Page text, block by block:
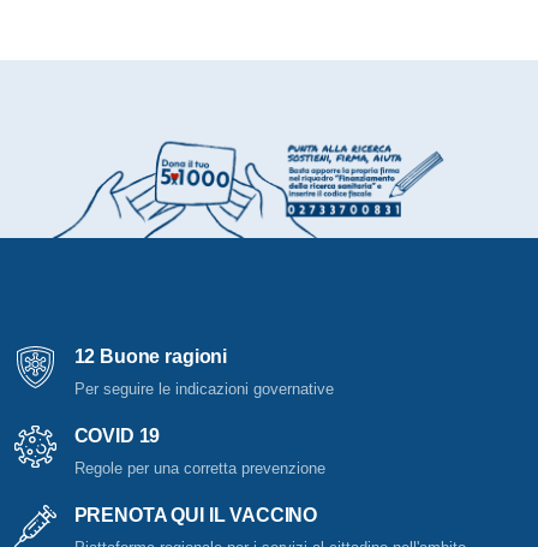
12 Buone ragioni
Per seguire le indicazioni governative
COVID 19
Regole per una corretta prevenzione
PRENOTA QUI IL VACCINO